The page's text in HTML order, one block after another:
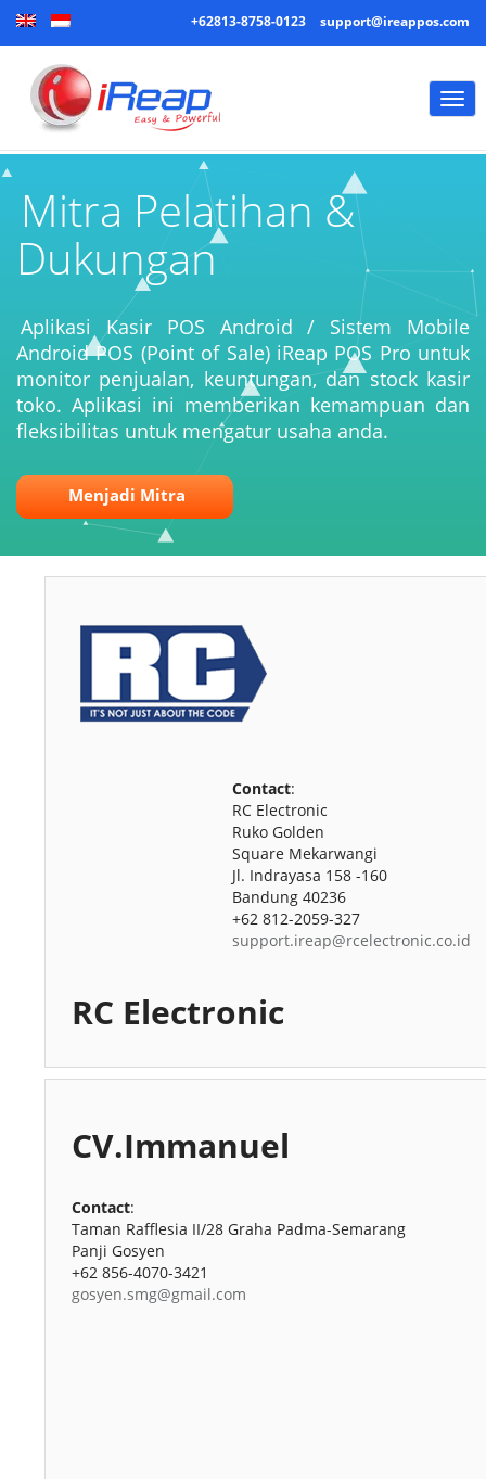
+62813-8758-0123 support@ireappos.com
Mitra Pelatihan &
Dukungan
Aplikasi Kasir POS Android / Sistem Mobile
Android POS (Point of Sale) iReap POS Pro untuk
monitor penjualan, keuntungan, dan stock kasir
toko. Aplikasi ini memberikan kemampuan dan
fleksibilitas untuk mengatur usaha anda.
Menjadi Mitra
Contact:
RC Electronic
Ruko Golden
Square Mekarwangi
Jl. Indrayasa 158 -160
Bandung 40236
+62 812-2059-327
support.ireap@rcelectronic.co.id
RC Electronic
CV.Immanuel
Contact:
Taman Rafflesia II/28 Graha Padma-Semarang
Panji Gosyen
+62 856-4070-3421
gosyen.smg@gmail.com